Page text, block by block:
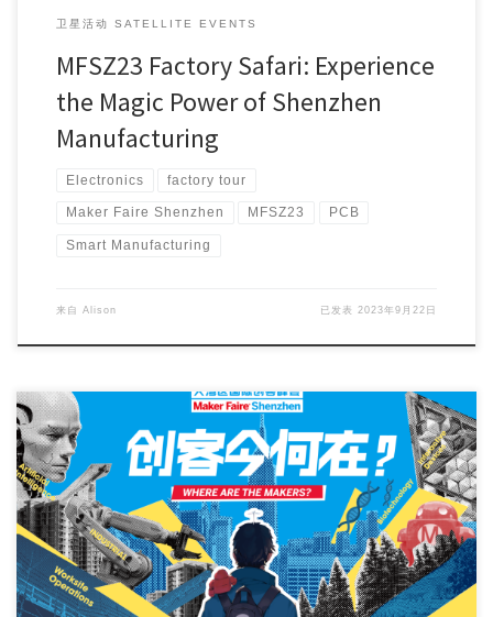
卫星活动 SATELLITE EVENTS
MFSZ23 Factory Safari: Experience
the Magic Power of Shenzhen
Manufacturing
Electronics factory tour
Maker Faire Shenzhen MFSZ23 PCB
Smart Manufacturing
来自 Alison 已发表2023年9月22日
?? 30-Day Countdown for MFSZ23 #Call4Makers of Sol […]